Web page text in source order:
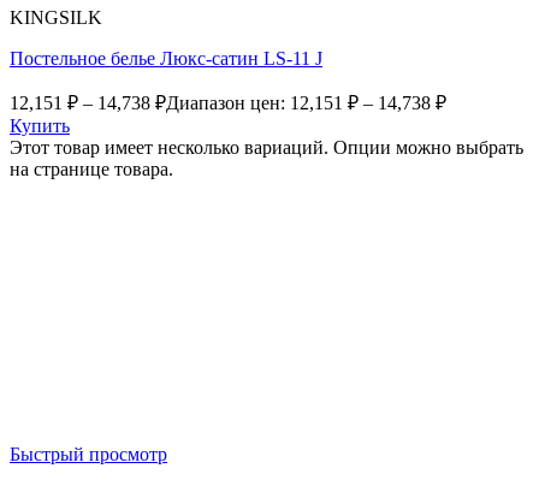
KINGSILK
Постельное белье Люкс-сатин LS-11 J
12,151 ₽ – 14,738 ₽Диапазон цен: 12,151 ₽ – 14,738 ₽
Купить
Этот товар имеет несколько вариаций. Опции можно выбрать
на странице товара.
Быстрый просмотр